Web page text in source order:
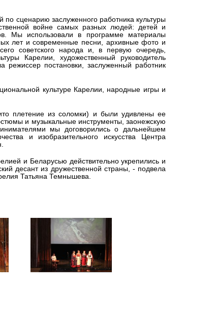
сценарию заслуженного работника культуры
войне самых разных людей: детей и
Мы использовали в программе материалы
лет и современные песни, архивные фото и
советского народа и, в первую очередь,
Карелии, художественный руководитель
режиссер постановки, заслуженный работник
культуре Карелии, народные игры и
плетение из соломки) и были удивлены ее
и музыкальные инструменты, заонежскую
мы договорились о дальнейшем
и изобразительного искусства Центра
и Беларусью действительно укрепились и
десант из дружественной страны, - подвела
Татьяна Темнышева.